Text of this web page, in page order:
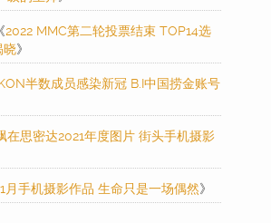
2022 MMC第二轮投票结束 TOP14选
晓》
半数成员感染新冠 B.I中国捞金账号
在思密达2021年度图片 街头手机摄影
月手机摄影作品 生命只是一场偶然》